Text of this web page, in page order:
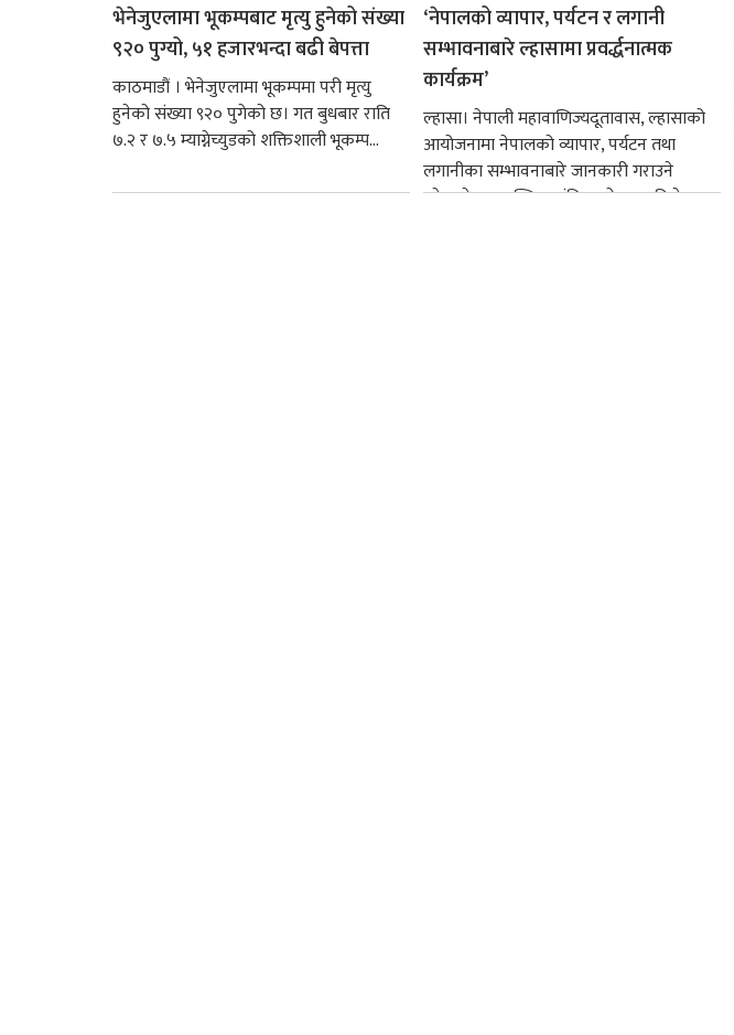
भेनेजुएलामा भूकम्पबाट मृत्यु हुनेको संख्या
९२० पुग्यो, ५१ हजारभन्दा बढी बेपत्ता
काठमाडौं । भेनेजुएलामा भूकम्पमा परी मृत्यु
हुनेको संख्या ९२० पुगेको छ। गत बुधबार राति
७.२ र ७.५ म्याग्नेच्युडको शक्तिशाली भूकम्प...
‘नेपालको व्यापार, पर्यटन र लगानी
सम्भावनाबारे ल्हासामा प्रवर्द्धनात्मक
कार्यक्रम’
ल्हासा। नेपाली महावाणिज्यदूतावास, ल्हासाको
आयोजनामा नेपालको व्यापार, पर्यटन तथा
लगानीका सम्भावनाबारे जानकारी गराउने
उद्देश्यले ल्हासास्थित सांग्रिला होटलमा विशेष